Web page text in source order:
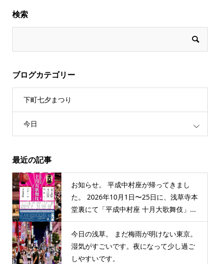
検索
ブログカテゴリー
下町七夕まつり
今日
最近の記事
お知らせ。 平成中村座が帰ってきまし
た。 2026年10月1日〜25日に、浅草寺本
堂裏にて「平成中村座 十月大歌舞伎」...
今日の浅草。 まだ梅雨が明けない東京。
湿気がすごいです。夜になって少し過ご
しやすいです。